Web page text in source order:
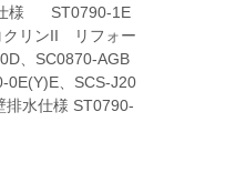
仕様 ST0790-1E
クリンII リフォー
、SC0870-AGB
、SCS-J20
水仕様 ST0790-